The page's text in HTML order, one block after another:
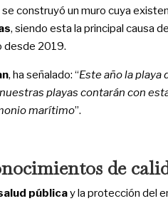
construyó un muro cuya
, siendo esta la principal causa
desde 2019.
, ha señalado: “Este año la playa
playas contarán con
marítimo”.
de
públicay la protección del